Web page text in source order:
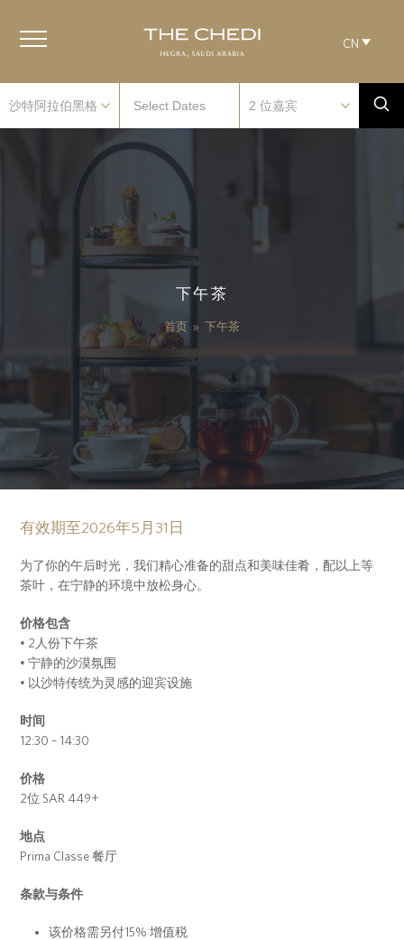
CN
下午茶
首页 » 下午茶
有效期至2026年5月31日
为了你的午后时光，我们精心准备的甜点和美味佳肴，配以上等
茶叶，在宁静的环境中放松身心。
价格包含
• 2人份下午茶
• 宁静的沙漠氛围
• 以沙特传统为灵感的迎宾设施
时间
12:30 – 14:30
价格
2位 SAR 449+
地点
Prima Classe 餐厅
条款与条件
该价格需另付15% 增值税